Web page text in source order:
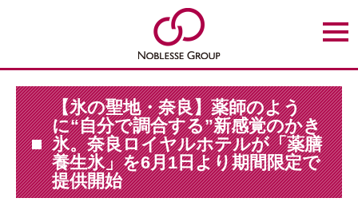
t
o
e
n
a
v
i
g
a
t
i
o
【氷の聖地・奈良】薬師のよう
に“自分で調合する”新感覚のかき
氷。奈良ロイヤルホテルが「薬膳
養生氷」を6月1日より期間限定で
提供開始